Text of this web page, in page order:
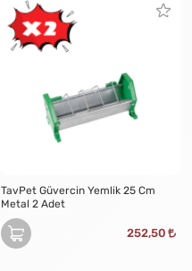
TavPet Güvercin Yemlik 25 Cm
Metal 2 Adet
252,50